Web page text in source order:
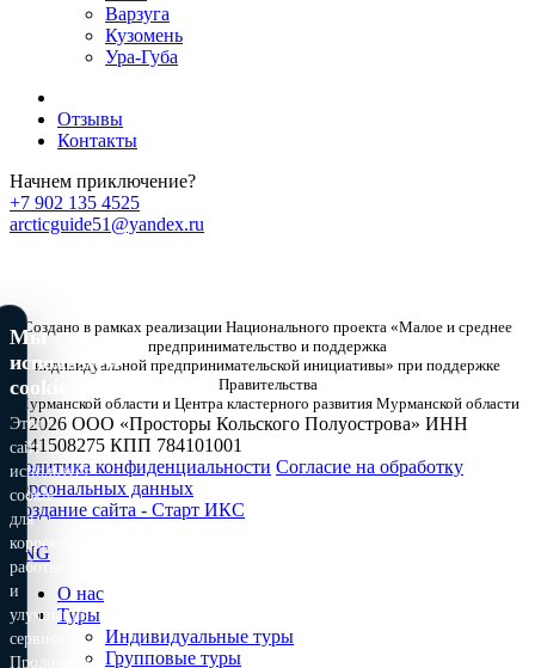
Варзуга
Кузомень
Ура-Губа
Отзывы
Контакты
Начнем приключение?
+7 902 135 4525
arcticguide51@yandex.ru
Создано в рамках реализации Национального проекта «Малое и среднее
предпринимательство и поддержка
индивидуальной предпринимательской инициативы» при поддержке
Правительства
Мурманской области и Центра кластерного развития Мурманской области
© 2026 ООО «Просторы Кольского Полуострова» ИНН
7841508275 КПП 784101001
Политика конфиденциальности Согласие на обработку
персональных данных
Создание сайта - Старт ИКС
ENG
О нас
Туры
Индивидуальные туры
Групповые туры
Мы
используем
cookie
Этот
сайт
использует
cookie
для
корректной
работы
и
улучшения
сервиса.
Продолжая